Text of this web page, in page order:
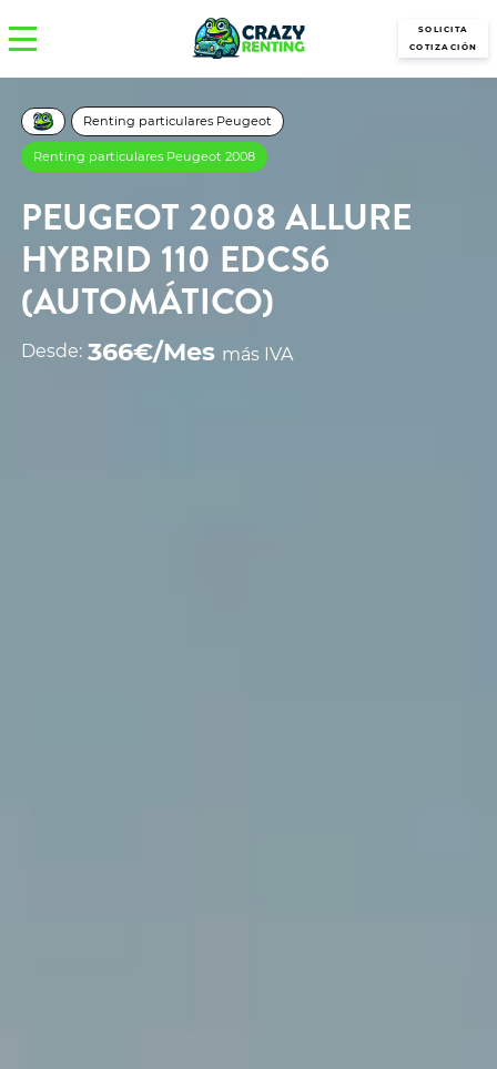
SOLICITA
COTIZACIÓN
Renting particulares Peugeot
Renting particulares Peugeot 2008
PEUGEOT 2008 ALLURE
HYBRID 110 EDCS6
(AUTOMÁTICO)
Desde: 366€/Mes más IVA